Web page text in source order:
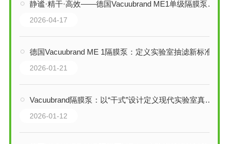
静谧·精干·高效——德国Vacuubrand ME1单级隔膜泵深度解析
2026-04-17
德国Vacuubrand ME 1隔膜泵：定义实验室抽滤新标准的精密解决方案
2026-01-21
Vacuubrand隔膜泵：以“干式”设计定义现代实验室真空的德国标准
2026-01-12